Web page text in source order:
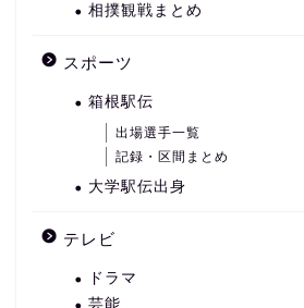
相撲観戦まとめ
スポーツ
箱根駅伝
出場選手一覧
記録・区間まとめ
大学駅伝出身
テレビ
ドラマ
芸能